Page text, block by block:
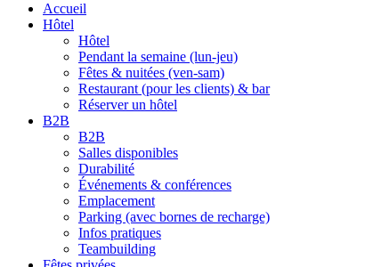
Accueil
Hôtel
Hôtel
Pendant la semaine (lun-jeu)
Fêtes & nuitées (ven-sam)
Restaurant (pour les clients) & bar
Réserver un hôtel
B2B
B2B
Salles disponibles
Durabilité
Événements & conférences
Emplacement
Parking (avec bornes de recharge)
Infos pratiques
Teambuilding